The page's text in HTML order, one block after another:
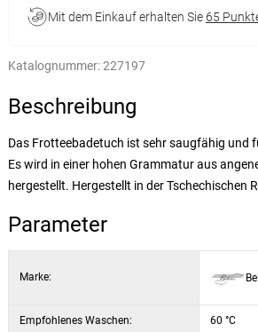
Mit dem Einkauf erhalten Sie 65
Katalognummer:227197
Beschreibung
Das Frotteebadetuch ist sehr saugfähig und
Es wird in einer hohen Grammatur aus
hergestellt. Hergestellt in der Tschechischen
Parameter
Marke:
Empfohlenes Waschen: 60 °C